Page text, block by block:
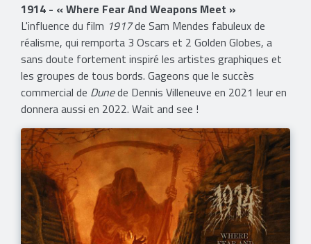
1914 - « Where Fear And Weapons Meet »
L'influence du film 1917de Sam Mendes fabuleux de
réalisme, qui remporta 3 Oscars et 2 Golden Globes, a
sans doute fortement inspiré les artistes graphiques et
les groupes de tous bords. Gageons que le succès
commercial de Dunede Dennis Villeneuve en 2021 leur en
donnera aussi en 2022. Wait and see !